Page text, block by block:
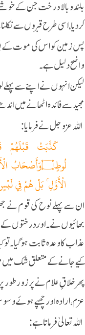
بلند و بالا درخت جن کے خوشے
کر دیا، اسی طرح قبروں سے
پس زمین کو اس کی موت کے
واضح دلیل ہے۔
لیکن انہوں نے اپنے سے پہلے
مجید سے فائدہ اٹھانے میں
اللہ عزوجل نے فرمایا:
الْأَوَّلِ ۚ بَلْ هُمْ فِي
ان سے پہلے نوح کی قوم نے
بھائیوں نے۔اور درختوں کے
عذاب کا وعدہ ثابت ہوگیا۔تو
کیے جانے کے متعلق شک میں
پھر خلاقِ علام نے پرزور طور
عزم، ارادہ اور چھپے ہوئے
اللہ تعالیٰ فرماتا ہے: